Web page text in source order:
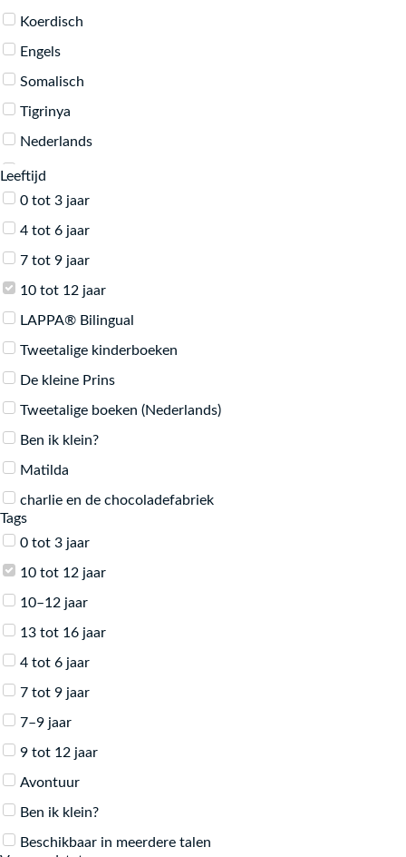
Koerdisch
Engels
Somalisch
Tigrinya
Nederlands
Twi
Één boek in verschillende talen
Swahili
Duits
Frans
Portugees (Braziliaans)
Russisch
Italiaans
Farsi
Oekraïens
Japans
Portugees
Leeftijd
0 tot 3 jaar
4 tot 6 jaar
7 tot 9 jaar
10 tot 12 jaar
LAPPA® Bilingual
Tweetalige kinderboeken
De kleine Prins
Tweetalige boeken (Nederlands)
Ben ik klein?
Matilda
charlie en de chocoladefabriek
Tags
0 tot 3 jaar
10 tot 12 jaar
10–12 jaar
13 tot 16 jaar
4 tot 6 jaar
7 tot 9 jaar
7–9 jaar
9 tot 12 jaar
Avontuur
Ben ik klein?
Beschikbaar in meerdere talen